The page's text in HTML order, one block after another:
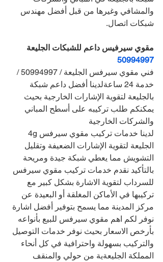
والمشافي وغيرها من قبل أفضل مهندس
شبكات اتصال.
مقوي سيرفيس داعم للشبكات الجليعة
50994997
فني مقوي سيرفس الجليعة / 50994997 /
خدمة 24 ساعةلدينا أفضل داعم شبكة
بالجليعة لتقوية الإشارات الخارجية بحيث
يمكنكم طلب تركيبه على أسطح المباني
والشركات الخارجية
الجليعة لتقوية الإشارات الضعيفة وتقليل
التشويش مما يعطي شبكة جيدة ومريحة
بالتأكيد نقدم خدمات تركيب مقوي سيرفس
للسرداب لتقوية الاشارة بشكل كبير مع
تركيبها في الأماكن المغلقة أو البعيدة عن
مركز المدينة مما يسمح بتوفير أفضل اشارة
نوفر لكم اهم مقوي سيرفس للبيع بأنواعه
بأرخص الاسعار بحيث نوفر خدمات التوصيل
والتركيب بسهولة واحترافية في كل أنحاء
المملكة الجليعةية من حولي والمنقف